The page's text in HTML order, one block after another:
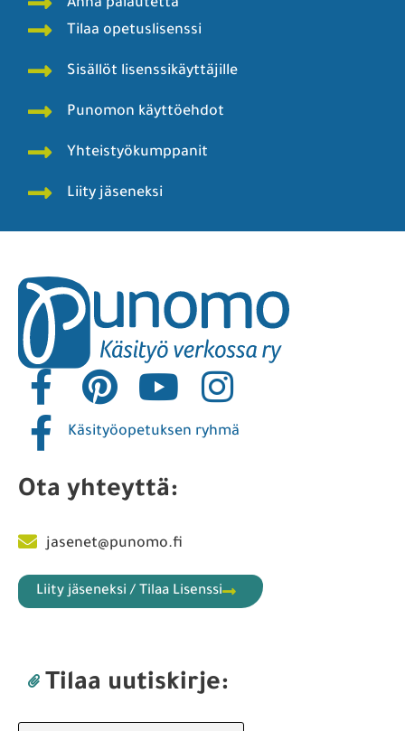
Anna palautetta
Tilaa opetuslisenssi
Sisällöt lisenssikäyttäjille
Punomon käyttöehdot
Yhteistyökumppanit
Liity jäseneksi
Käsityöopetuksen ryhmä
Ota yhteyttä:
jasenet@punomo.fi
Liity jäseneksi / Tilaa Lisenssi
Tilaa uutiskirje: